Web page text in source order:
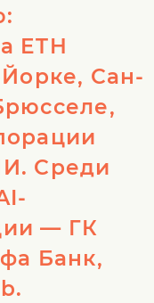
ETH
Сан-
Среди
— ГК
Банк,